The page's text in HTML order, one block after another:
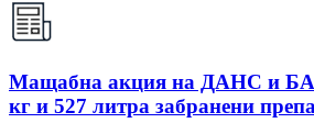
Мащабна акция на ДАНС и
кг и 527 литра забранени